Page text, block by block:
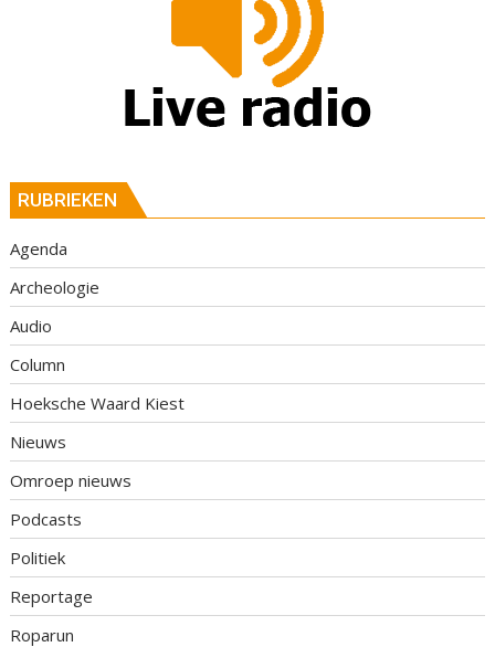
RUBRIEKEN
Agenda
Archeologie
Audio
Column
Hoeksche Waard Kiest
Nieuws
Omroep nieuws
Podcasts
Politiek
Reportage
Roparun